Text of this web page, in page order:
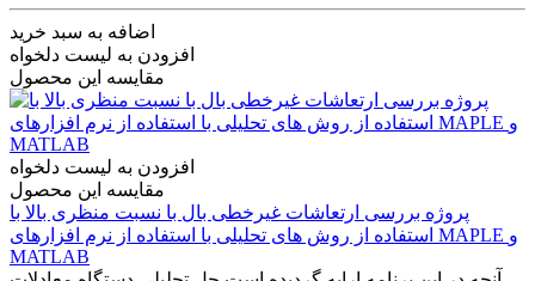
اضافه به سبد خرید
افزودن به لیست دلخواه
مقایسه این محصول
افزودن به لیست دلخواه
مقایسه این محصول
پروژه بررسی ارتعاشات غیرخطی بال با نسبت منظری بالا با
استفاده از روش های تحلیلی با استفاده از نرم افزارهای MAPLE و
MATLAB